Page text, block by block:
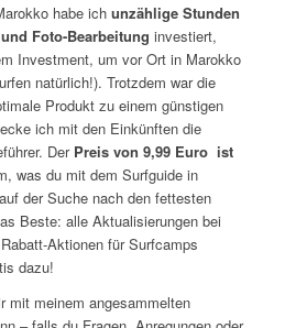
habe ich unzählige Stunden
Foto-Bearbeitung investiert,
Investment, um vor Ort in Marokko
natürlich!). Trotzdem war die
Produkt zu einem günstigen
ich mit den Einkünften die
Der Preis von 9,99 Euro ist
was du mit dem Surfguide in
der Suche nach den fettesten
Beste: alle Aktualisierungen bei
Aktionen für Surfcamps
dazu!
mit meinem angesammelten